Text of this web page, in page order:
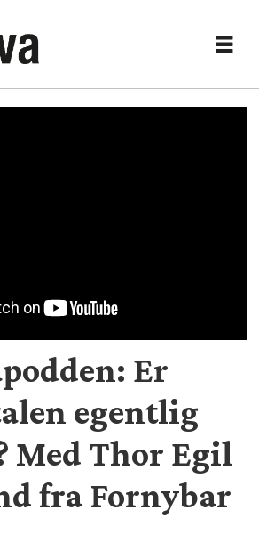
Er
egentlig
Med Thor Egil
fra Fornybar